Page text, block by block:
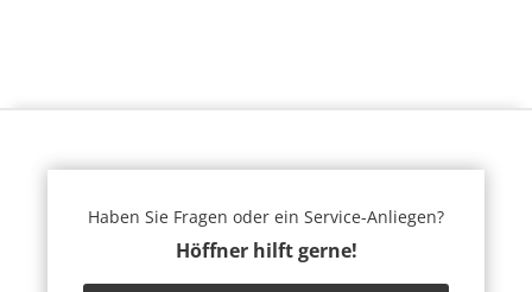
Haben Sie Fragen oder ein Service-Anliegen?
Höffner hilft gerne!